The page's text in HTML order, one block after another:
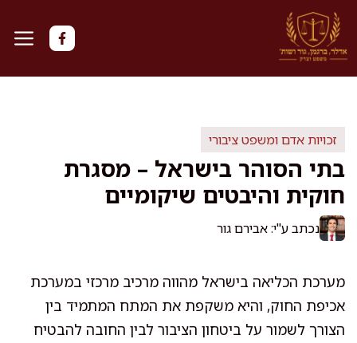
לדלג
לתוכן
זכויות אדם ומשפט ציבורי
בתי הסוהר בישראל – מסגרת
חוקית והיבטים שיקומיים
נכתב ע"י: אבירם גור
מערכת הכליאה בישראל מהווה מרכיב מרכזי במערכת
אכיפת החוק, והיא משקפת את המתח המתמיד בין
הצורך לשמור על ביטחון הציבור לבין החובה להבטיח